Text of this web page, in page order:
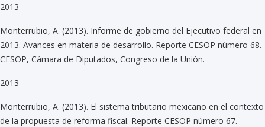
2013
Monterrubio, A. (2013). Informe de gobierno del Ejecutivo federal en
2013. Avances en materia de desarrollo. Reporte CESOP número 68.
CESOP, Cámara de Diputados, Congreso de la Unión.
2013
Monterrubio, A. (2013). El sistema tributario mexicano en el contexto
de la propuesta de reforma fiscal. Reporte CESOP número 67.